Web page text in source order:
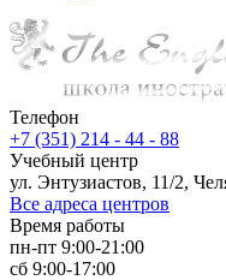
Телефон
+7 (351) 214 - 44 - 88
Учебный центр
ул. Энтузиастов, 11/2,
Все адреса центров
Время работы
пн-пт 9:00-21:00
сб 9:00-17:00